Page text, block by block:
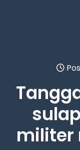
militer